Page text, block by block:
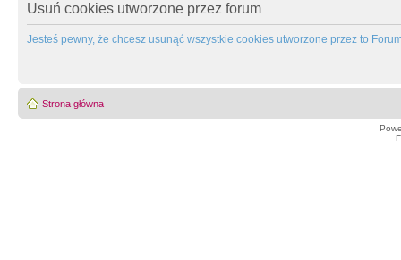
Usuń cookies utworzone przez forum
Jesteś pewny, że chcesz usunąć wszystkie cookies utworzone przez to
Strona główna